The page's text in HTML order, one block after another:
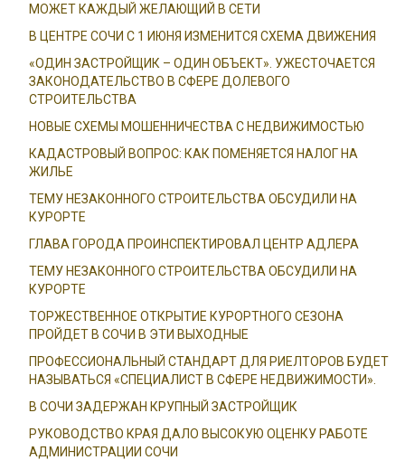
МОЖЕТ КАЖДЫЙ ЖЕЛАЮЩИЙ В СЕТИ
В ЦЕНТРЕ СОЧИ С 1 ИЮНЯ ИЗМЕНИТСЯ СХЕМА ДВИЖЕНИЯ
«ОДИН ЗАСТРОЙЩИК – ОДИН ОБЪЕКТ». УЖЕСТОЧАЕТСЯ
ЗАКОНОДАТЕЛЬСТВО В СФЕРЕ ДОЛЕВОГО
СТРОИТЕЛЬСТВА
НОВЫЕ СХЕМЫ МОШЕННИЧЕСТВА С НЕДВИЖИМОСТЬЮ
КАДАСТРОВЫЙ ВОПРОС: КАК ПОМЕНЯЕТСЯ НАЛОГ НА
ЖИЛЬЕ
ТЕМУ НЕЗАКОННОГО СТРОИТЕЛЬСТВА ОБСУДИЛИ НА
КУРОРТЕ
ГЛАВА ГОРОДА ПРОИНСПЕКТИРОВАЛ ЦЕНТР АДЛЕРА
ТЕМУ НЕЗАКОННОГО СТРОИТЕЛЬСТВА ОБСУДИЛИ НА
КУРОРТЕ
ТОРЖЕСТВЕННОЕ ОТКРЫТИЕ КУРОРТНОГО СЕЗОНА
ПРОЙДЕТ В СОЧИ В ЭТИ ВЫХОДНЫЕ
ПРОФЕССИОНАЛЬНЫЙ СТАНДАРТ ДЛЯ РИЕЛТОРОВ БУДЕТ
НАЗЫВАТЬСЯ «СПЕЦИАЛИСТ В СФЕРЕ НЕДВИЖИМОСТИ».
В СОЧИ ЗАДЕРЖАН КРУПНЫЙ ЗАСТРОЙЩИК
РУКОВОДСТВО КРАЯ ДАЛО ВЫСОКУЮ ОЦЕНКУ РАБОТЕ
АДМИНИСТРАЦИИ СОЧИ